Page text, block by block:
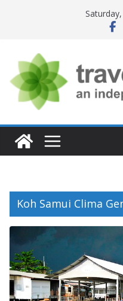
Koh Samui Clima